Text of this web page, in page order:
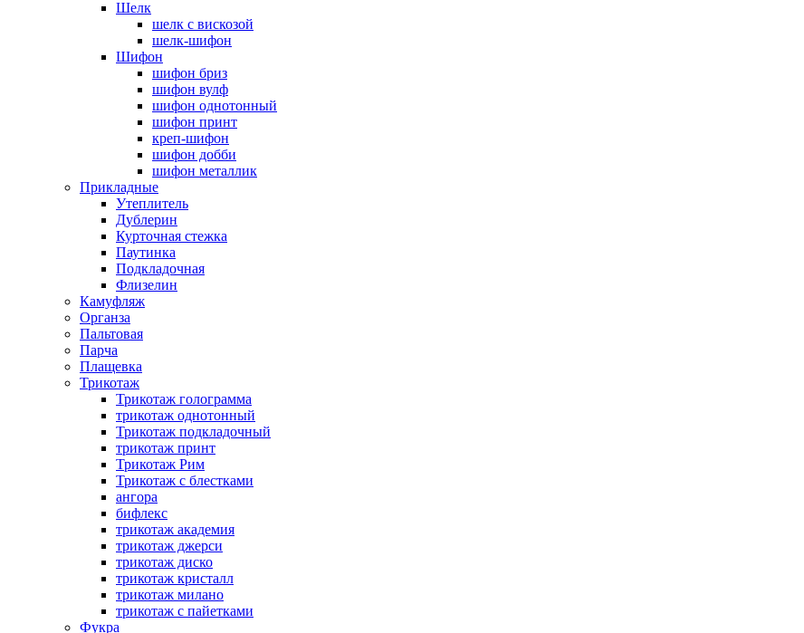
Шелк
шелк с вискозой
шелк-шифон
Шифон
шифон бриз
шифон вулф
шифон однотонный
шифон принт
креп-шифон
шифон добби
шифон металлик
Прикладные
Утеплитель
Дублерин
Курточная стежка
Паутинка
Подкладочная
Флизелин
Камуфляж
Органза
Пальтовая
Парча
Плащевка
Трикотаж
Трикотаж голограмма
трикотаж однотонный
Трикотаж подкладочный
трикотаж принт
Трикотаж Рим
Трикотаж с блестками
ангора
бифлекс
трикотаж академия
трикотаж джерси
трикотаж диско
трикотаж кристалл
трикотаж милано
трикотаж с пайетками
Фукра